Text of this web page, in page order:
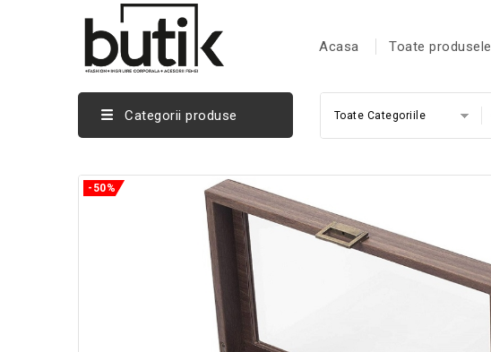
Acasa Toate produsele
Categorii produse Toate Categoriile
-50%